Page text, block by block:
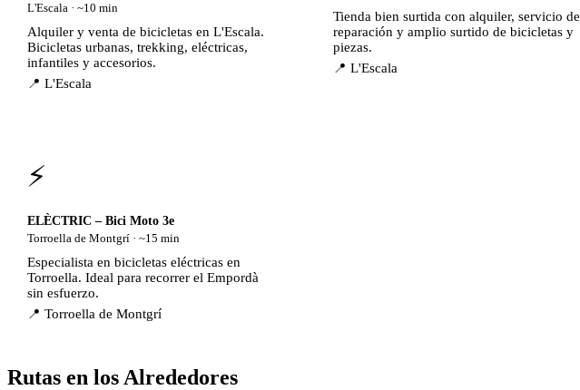
L'Escala · ~10 min
Alquiler y venta de bicicletas en L'Escala.
Bicicletas urbanas, trekking, eléctricas,
infantiles y accesorios.
📍 L'Escala
Tienda bien surtida con alquiler, servicio de
reparación y amplio surtido de bicicletas y
piezas.
📍 L'Escala
⚡
ELÈCTRIC – Bici Moto 3e
Torroella de Montgrí · ~15 min
Especialista en bicicletas eléctricas en
Torroella. Ideal para recorrer el Empordà
sin esfuerzo.
📍 Torroella de Montgrí
Rutas en los Alrededores